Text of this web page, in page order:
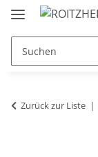
Zurück zur Liste